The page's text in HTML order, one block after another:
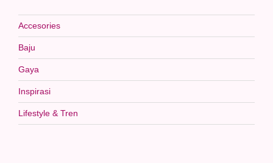
Accesories
Baju
Gaya
Inspirasi
Lifestyle & Tren